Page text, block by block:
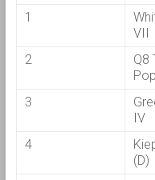
1
VII
2
Q8
3
IV
4
(D)